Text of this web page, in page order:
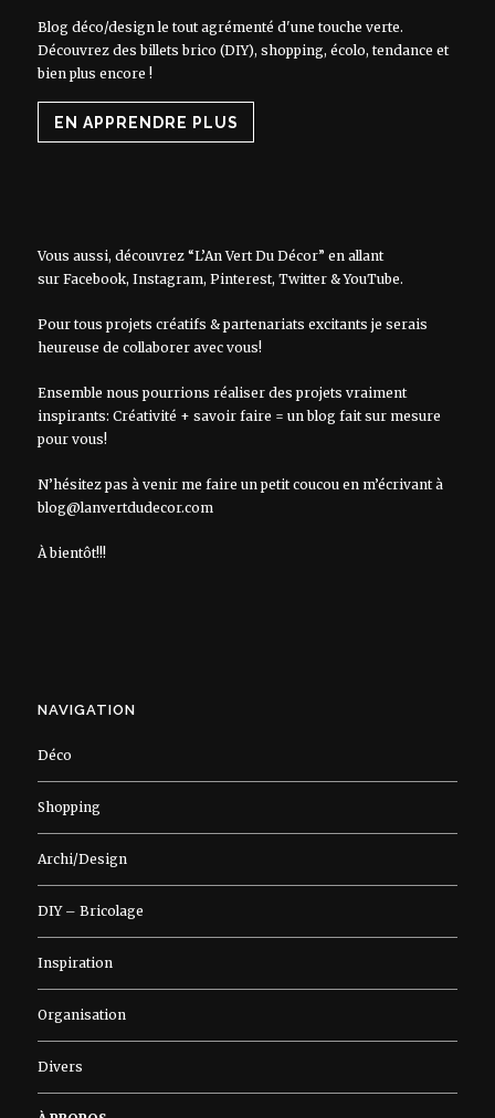
Blog déco/design le tout agrémenté d'une touche verte.
Découvrez des billets brico (DIY), shopping, écolo, tendance et
bien plus encore !
EN APPRENDRE PLUS
Vous aussi, découvrez “L’An Vert Du Décor” en allant
sur Facebook, Instagram, Pinterest, Twitter&YouTube.
Pour tous projets créatifs & partenariats excitants je serais
heureuse de collaborer avec vous!
Ensemble nous pourrions réaliser des projets vraiment
inspirants: Créativité + savoir faire = un blog fait sur mesure
pour vous!
N’hésitez pas à venir me faire un petit coucou en m’écrivant à
blog@lanvertdudecor.com
À bientôt!!!
NAVIGATION
Déco
Shopping
Archi/Design
DIY – Bricolage
Inspiration
Organisation
Divers